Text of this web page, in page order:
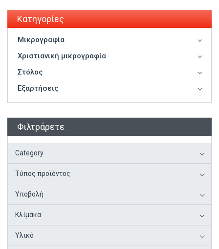
Κατηγορίες
Μικρογραφία
Χριστιανική μικρογραφία
Στόλος
Εξαρτήσεις
Φιλτράρετε
Category
Τύπος προϊόντος
Υποβολή
Κλίμακα
Υλικό